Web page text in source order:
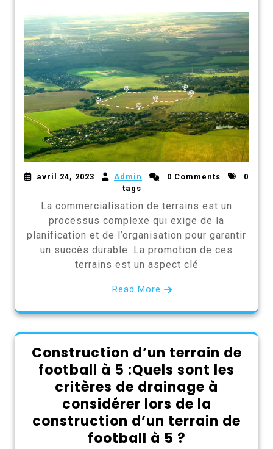
avril 24, 2023 Admin 0 Comments
0
tags
La commercialisation de terrains est un
processus complexe qui exige de la
planification et de l’organisation pour garantir
un succès durable. La promotion de ces
terrains est un aspect clé
Read More
Construction d’un terrain de
football à 5 :Quels sont les
critères de drainage à
considérer lors de la
construction d’un terrain de
football à 5 ?